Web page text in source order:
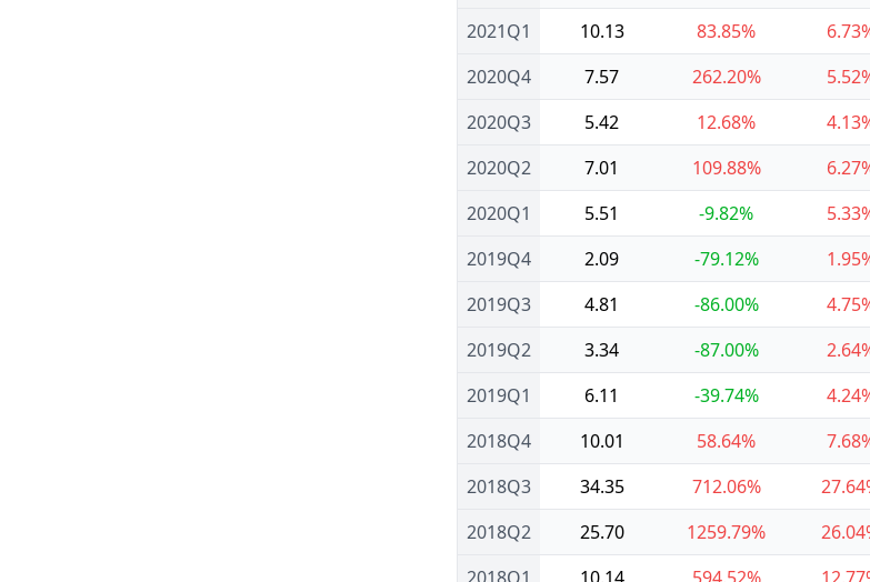
2021Q1
2020Q4
2020Q3
2020Q2
2020Q1
2019Q4
2019Q3
2019Q2
2019Q1
2018Q4
2018Q3
2018Q2
10.13
83.85%
7.57
262.20%
5.42
12.68%
7.01
109.88%
5.51
-9.82%
2.09
-79.12%
4.81
-86.00%
3.34
-87.00%
6.11
-39.74%
10.01
58.64%
34.35
712.06%
25.70
1259.79%